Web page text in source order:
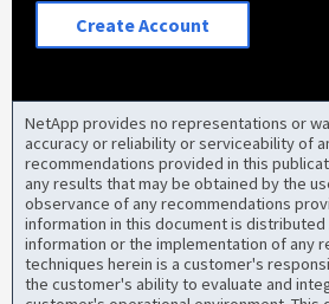
Create Account
NetApp provides no representations or
accuracy or reliability or serviceability of
recommendations provided in this
any results that may be obtained by the
observance of any recommendations
information in this document is distributed
information or the implementation of any
techniques herein is a customer's
the customer's ability to evaluate and